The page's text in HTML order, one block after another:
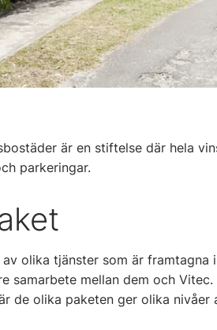
är en stiftelse där hela
parkeringar.
olika tjänster som är framtagna
samarbete mellan dem och
de olika paketen ger olika nivåer